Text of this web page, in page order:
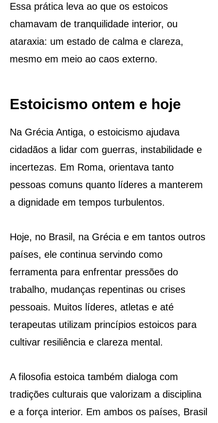
Essa prática leva ao que os estoicos
chamavam de tranquilidade interior, ou
ataraxia: um estado de calma e clareza,
mesmo em meio ao caos externo.
Estoicismo ontem e hoje
Na Grécia Antiga, o estoicismo ajudava
cidadãos a lidar com guerras, instabilidade e
incertezas. Em Roma, orientava tanto
pessoas comuns quanto líderes a manterem
a dignidade em tempos turbulentos.
Hoje, no Brasil, na Grécia e em tantos outros
países, ele continua servindo como
ferramenta para enfrentar pressões do
trabalho, mudanças repentinas ou crises
pessoais. Muitos líderes, atletas e até
terapeutas utilizam princípios estoicos para
cultivar resiliência e clareza mental.
A filosofia estoica também dialoga com
tradições culturais que valorizam a disciplina
e a força interior. Em ambos os países, Brasil